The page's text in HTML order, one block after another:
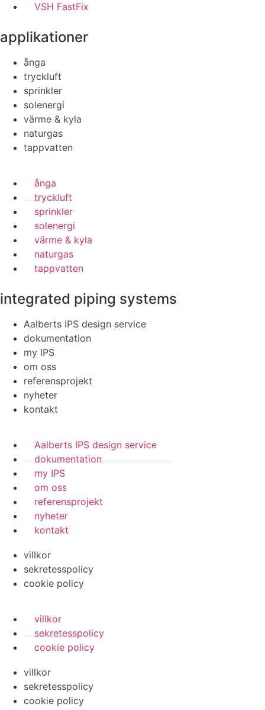
VSH FastFix
applikationer
ånga
tryckluft
sprinkler
solenergi
värme & kyla
naturgas
tappvatten
ånga
tryckluft
sprinkler
solenergi
värme & kyla
naturgas
tappvatten
integrated piping systems
Aalberts IPS design service
dokumentation
my IPS
om oss
referensprojekt
nyheter
kontakt
Aalberts IPS design service
dokumentation
my IPS
om oss
referensprojekt
nyheter
kontakt
villkor
sekretesspolicy
cookie policy
villkor
sekretesspolicy
cookie policy
villkor
sekretesspolicy
cookie policy